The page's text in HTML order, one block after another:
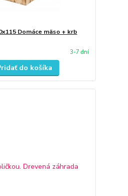
Domáce mäso + krb
3-7 dní
do košíka